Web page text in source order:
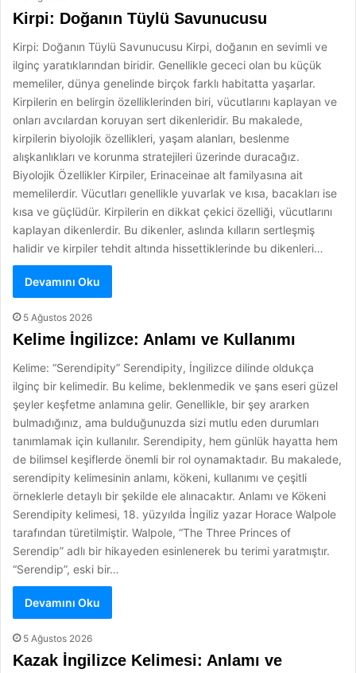
Kirpi: Doğanın Tüylü Savunucusu
Kirpi: Doğanın Tüylü Savunucusu Kirpi, doğanın en sevimli ve
ilginç yaratıklarından biridir. Genellikle gececi olan bu küçük
memeliler, dünya genelinde birçok farklı habitatta yaşarlar.
Kirpilerin en belirgin özelliklerinden biri, vücutlarını kaplayan ve
onları avcılardan koruyan sert dikenleridir. Bu makalede,
kirpilerin biyolojik özellikleri, yaşam alanları, beslenme
alışkanlıkları ve korunma stratejileri üzerinde duracağız.
Biyolojik Özellikler Kirpiler, Erinaceinae alt familyasına ait
memelilerdir. Vücutları genellikle yuvarlak ve kısa, bacakları ise
kısa ve güçlüdür. Kirpilerin en dikkat çekici özelliği, vücutlarını
kaplayan dikenlerdir. Bu dikenler, aslında kılların sertleşmiş
halidir ve kirpiler tehdit altında hissettiklerinde bu dikenleri…
Devamını Oku
5 Ağustos 2026
Kelime İngilizce: Anlamı ve Kullanımı
Kelime: “Serendipity” Serendipity, İngilizce dilinde oldukça
ilginç bir kelimedir. Bu kelime, beklenmedik ve şans eseri güzel
şeyler keşfetme anlamına gelir. Genellikle, bir şey ararken
bulmadığınız, ama bulduğunuzda sizi mutlu eden durumları
tanımlamak için kullanılır. Serendipity, hem günlük hayatta hem
de bilimsel keşiflerde önemli bir rol oynamaktadır. Bu makalede,
serendipity kelimesinin anlamı, kökeni, kullanımı ve çeşitli
örneklerle detaylı bir şekilde ele alınacaktır. Anlamı ve Kökeni
Serendipity kelimesi, 18. yüzyılda İngiliz yazar Horace Walpole
tarafından türetilmiştir. Walpole, “The Three Princes of
Serendip” adlı bir hikayeden esinlenerek bu terimi yaratmıştır.
“Serendip”, eski bir…
Devamını Oku
5 Ağustos 2026
Kazak İngilizce Kelimesi: Anlamı ve